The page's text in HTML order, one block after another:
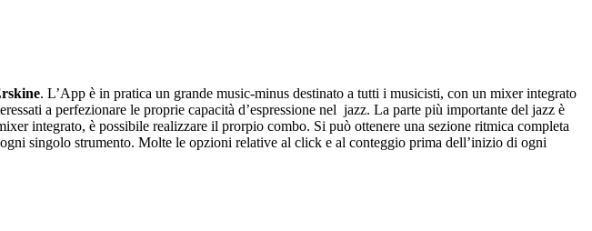
. L’App è in pratica un grande music-minus destinato a tutti i musicisti, con un mixer integrato
a perfezionare le proprie capacità d’espressione nel jazz. La parte più importante del jazz è
integrato, è possibile realizzare il prorpio combo. Si può ottenere una sezione ritmica completa
singolo strumento. Molte le opzioni relative al click e al conteggio prima dell’inizio di ogni